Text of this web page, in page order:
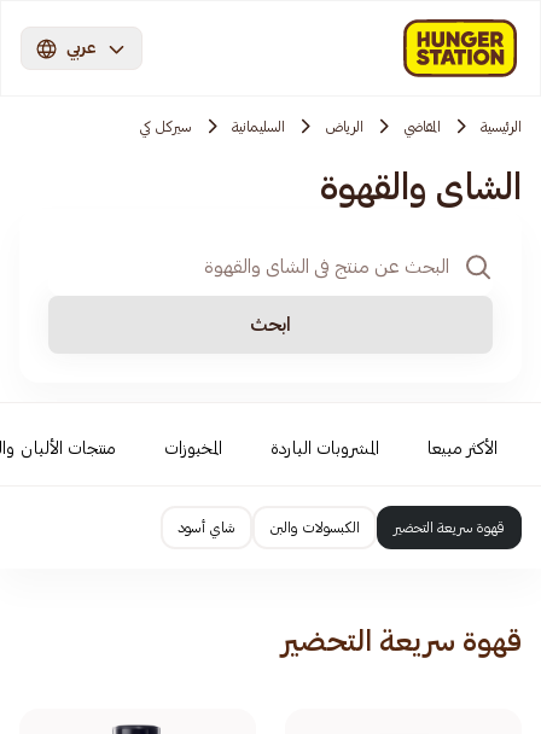
عربي
الرئيسية المقاضي الرياض السليمانية سيركل كي
الشاي والقهوة
ابحث
الأكثر مبيعا المشروبات الباردة المخبوزات منتجات الألبان
قهوة سريعة التحضير الكبسولات والبن شاي أسود
قهوة سريعة التحضير